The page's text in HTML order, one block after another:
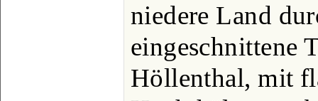
niedere Land
eingeschnittene
Höllenthal, mit